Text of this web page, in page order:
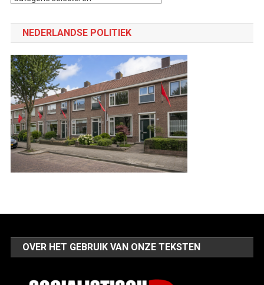
categorie
NEDERLANDSE POLITIEK
OVER HET GEBRUIK VAN ONZE TEKSTEN